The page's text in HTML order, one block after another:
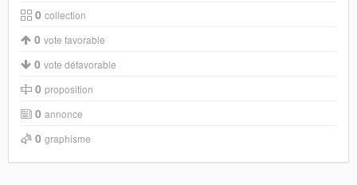
0 collection
0 vote favorable
0 vote défavorable
0 proposition
0 annonce
0 graphisme